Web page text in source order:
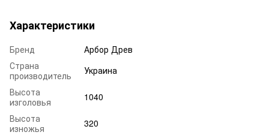
Характеристики
Бренд
Арбор Древ
Страна
производитель
Украина
Высота
изголовья
1040
Высота
изножья
320